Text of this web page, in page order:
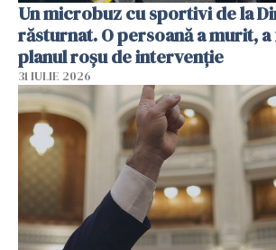
Un microbuz cu sportivi de la
răsturnat. O persoană a murit,
planul roșu de intervenție
31 IULIE 2026